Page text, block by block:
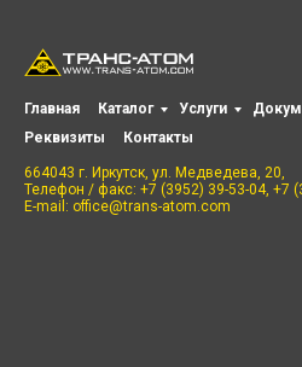
Главная Каталог Услуги
Реквизиты
Контакты
664043 г. Иркутск, ул. Медведева, 20,
Телефон / факс: +7 (3952) 39-53-04, +7
E-mail: office@trans-atom.com